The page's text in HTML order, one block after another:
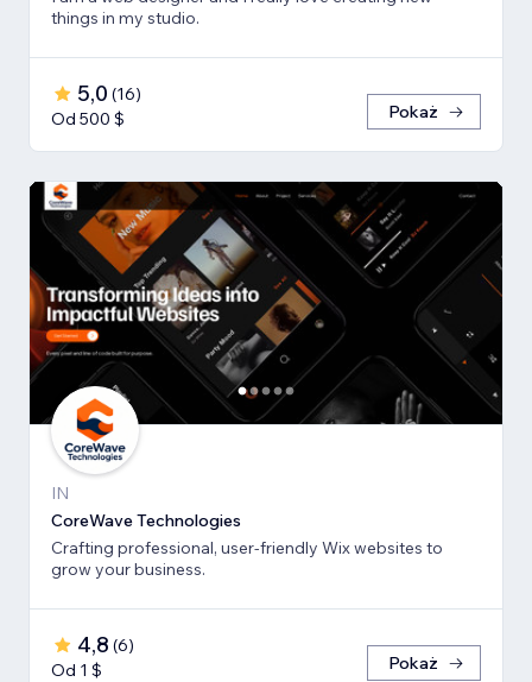
things in my studio.
5,0 (16)
Od 500 $
Pokaż
IN
CoreWave Technologies
Crafting professional, user-friendly Wix websites to
grow your business.
4,8 (6)
Od 1 $
Pokaż